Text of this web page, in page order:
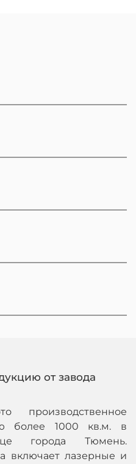
от завода
производственное
более 1000 кв.м. в
города Тюмень.
включает лазерные и